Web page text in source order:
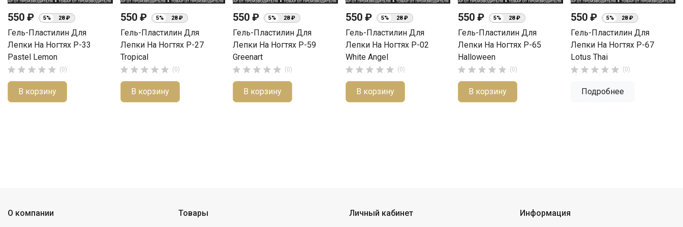
550 ₽ 5% 28 ₽
Гель-Пластилин Для
Лепки На Ногтях P-33
Pastel Lemon
     (0)
В корзину
550 ₽ 5% 28 ₽
Гель-Пластилин Для
Лепки На Ногтях P-27
Tropical
     (0)
В корзину
550 ₽ 5% 28 ₽
Гель-Пластилин Для
Лепки На Ногтях P-59
Greenart
     (0)
В корзину
550 ₽ 5% 28 ₽
Гель-Пластилин Для
Лепки На Ногтях P-02
White Angel
     (0)
В корзину
550 ₽ 5% 28 ₽
Гель-Пластилин Для
Лепки На Ногтях P-65
Halloween
     (0)
В корзину
550 ₽ 5% 28 ₽
Гель-Пластилин Для
Лепки На Ногтях P-67
Lotus Thai
     (0)
Подробнее
О компании Товары Личный кабинет Информация